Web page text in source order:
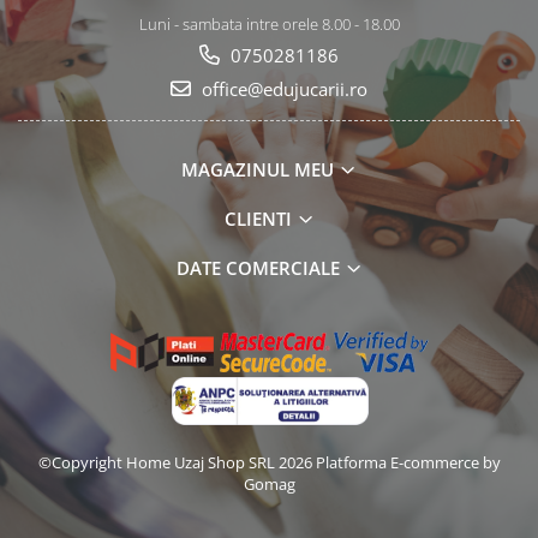
Luni - sambata intre orele 8.00 - 18.00
0750281186
office@edujucarii.ro
MAGAZINUL MEU
CLIENTI
DATE COMERCIALE
©Copyright Home Uzaj Shop SRL 2026 Platforma E-commerce by
Gomag